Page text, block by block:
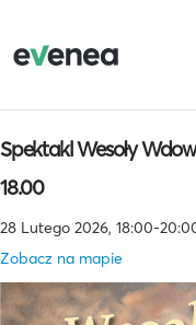
Spektakl Wesoły
18.00
28 Lutego 2026, 18:00-
Zobacz na mapie